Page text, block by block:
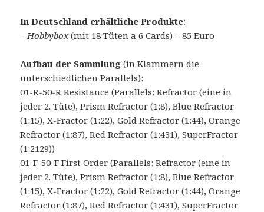
In Deutschland erhältliche Produkte:
–Hobbybox(mit 18 Tüten a 6 Cards) – 85 Euro
Aufbau der Sammlung (in Klammern die
unterschiedlichen Parallels):
01-R-50-R Resistance (Parallels: Refractor (eine in
jeder 2. Tüte), Prism Refractor (1:8), Blue Refractor
(1:15), X-Fractor (1:22), Gold Refractor (1:44), Orange
Refractor (1:87), Red Refractor (1:431), SuperFractor
(1:2129))
01-F-50-F First Order (Parallels: Refractor (eine in
jeder 2. Tüte), Prism Refractor (1:8), Blue Refractor
(1:15), X-Fractor (1:22), Gold Refractor (1:44), Orange
Refractor (1:87), Red Refractor (1:431), SuperFractor